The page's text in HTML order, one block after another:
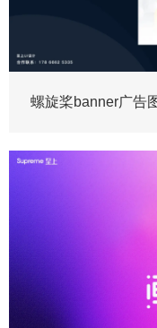
螺旋桨banner广告